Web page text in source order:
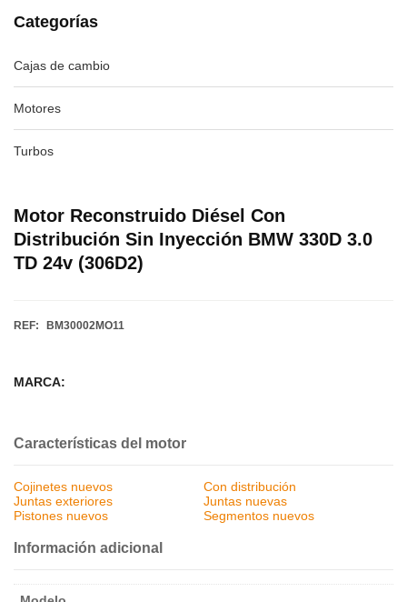
Categorías
Cajas de cambio
Motores
Turbos
Motor Reconstruido Diésel Con
Distribución Sin Inyección BMW 330D 3.0
TD 24v (306D2)
REF: BM30002MO11
MARCA:
Características del motor
Cojinetes nuevos
Con distribución
Juntas exteriores
Juntas nuevas
Pistones nuevos
Segmentos nuevos
Información adicional